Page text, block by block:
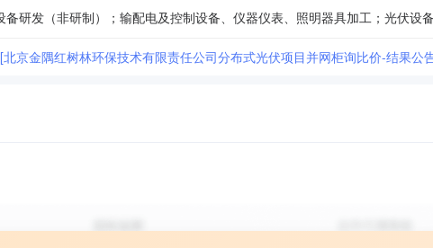
[北京金隅红树林环保技术有限责任公司分布式光伏项目并网柜询比价-结果公